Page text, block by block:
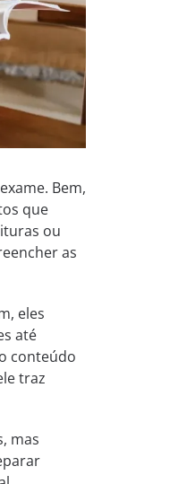
Bem,
que
ou
as
eles
até
conteúdo
traz
mas